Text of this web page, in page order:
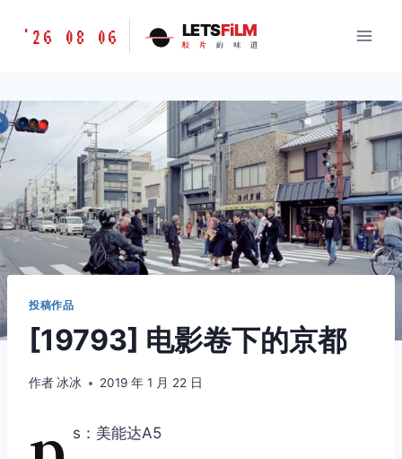
胶
味
道
LETSFILM
'26 08 06 LETSFiLM
胶 片 的 味 道
投稿作品
[19793] 电影卷下的京都
作者 冰冰 2019 年 1 月 22 日
s：美能达A5